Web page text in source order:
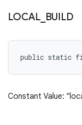
LOCAL_ BUILD
public static
Constant Value: